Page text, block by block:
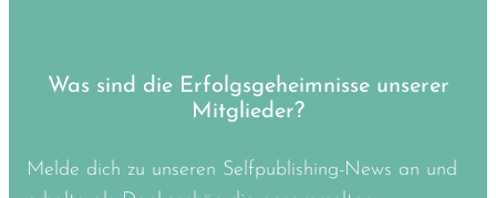
Was sind die Erfolgsgeheimnisse unserer
Mitglieder?
Melde dich zu unseren Selfpublishing-News an und